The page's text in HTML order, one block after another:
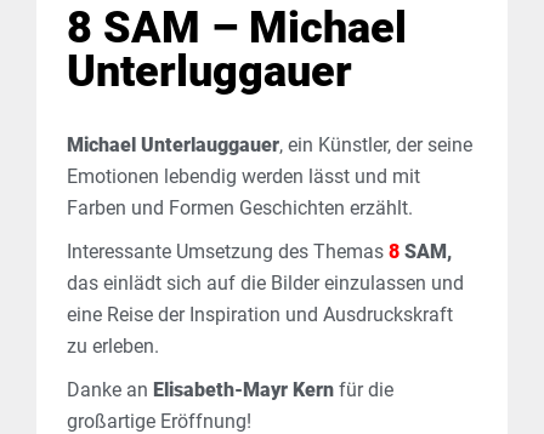
8 SAM – Michael
Unterluggauer
Michael Unterlauggauer, ein Künstler, der seine
Emotionen lebendig werden lässt und mit
Farben und Formen Geschichten erzählt.
Interessante Umsetzung des Themas 8 SAM,
das einlädt sich auf die Bilder einzulassen und
eine Reise der Inspiration und Ausdruckskraft
zu erleben.
Danke an Elisabeth-Mayr Kern für die
großartige Eröffnung!